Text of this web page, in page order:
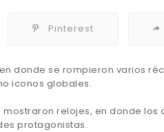
Pinterest
donde se rompieron varios
iconos globales.
relojes, en donde los
protagonistas.